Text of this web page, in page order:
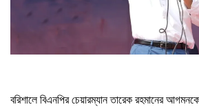
বরিশালে বিএনপির চেয়ারম্যান তারেক রহমানের